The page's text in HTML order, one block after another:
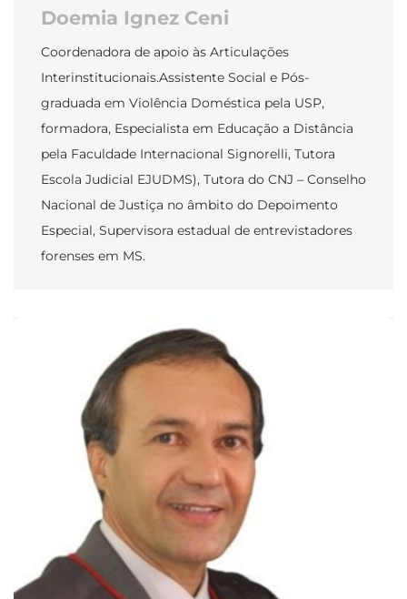
Doemia Ignez Ceni
Coordenadora de apoio às Articulações
Interinstitucionais.Assistente Social e Pós-
graduada em Violência Doméstica pela USP,
formadora, Especialista em Educação a Distância
pela Faculdade Internacional Signorelli, Tutora
Escola Judicial EJUDMS), Tutora do CNJ – Conselho
Nacional de Justiça no âmbito do Depoimento
Especial, Supervisora estadual de entrevistadores
forenses em MS.